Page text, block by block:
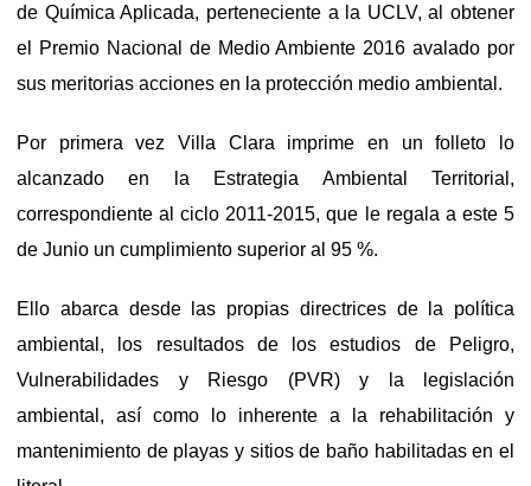
de Química Aplicada, perteneciente a la UCLV, al obtener
el Premio Nacional de Medio Ambiente 2016 avalado por
sus meritorias acciones en la protección medio ambiental.
Por primera vez Villa Clara imprime en un folleto lo
alcanzado en la Estrategia Ambiental Territorial,
correspondiente al ciclo 2011-2015, que le regala a este 5
de Junio un cumplimiento superior al 95 %.
Ello abarca desde las propias directrices de la política
ambiental, los resultados de los estudios de Peligro,
Vulnerabilidades y Riesgo (PVR) y la legislación
ambiental, así como lo inherente a la rehabilitación y
mantenimiento de playas y sitios de baño habilitadas en el